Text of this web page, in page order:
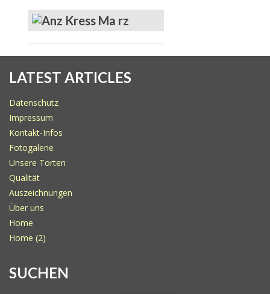
LATEST ARTICLES
Datenschutz
Impressum
Kontakt-Infos
Fotogalerie
Unsere Torten
Qualität
Auszeichnungen
Über uns
Home
Home (2)
SUCHEN